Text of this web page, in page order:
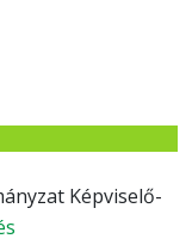
Képviselő-